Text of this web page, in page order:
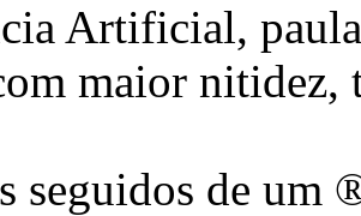
Artificial,
maior nitidez,
seguidos de um